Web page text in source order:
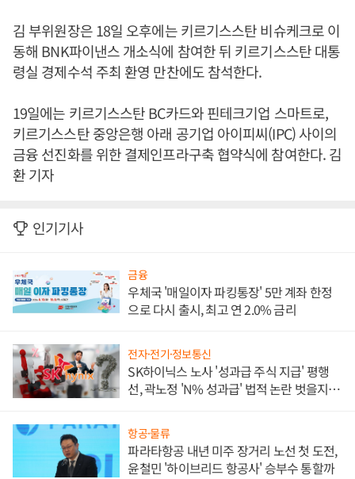
김 부위원장은 18일 오후에는 키르기스스탄 비슈케크로 이
동해 BNK파이낸스 개소식에 참여한 뒤 키르기스스탄 대통
령실 경제수석 주최 환영 만찬에도 참석한다.
19일에는 키르기스스탄 BC카드와 핀테크기업 스마트로,
키르기스스탄 중앙은행 아래 공기업 아이피씨(IPC) 사이의
금융 선진화를 위한 결제인프라구축 협약식에 참여한다. 김
환 기자
인기기사
금융
우체국 '매일이자 파킹통장' 5만 계좌 한정
으로 다시 출시, 최고 연 2.0% 금리
전자·전기·정보통신
SK하이닉스 노사 '성과급 주식 지급' 평행
선, 곽노정 'N% 성과급' 법적 논란 벗을지 주
항공·물류
파라타항공 내년 미주 장거리 노선 첫 도전,
윤철민 '하이브리드 항공사' 승부수 통할까